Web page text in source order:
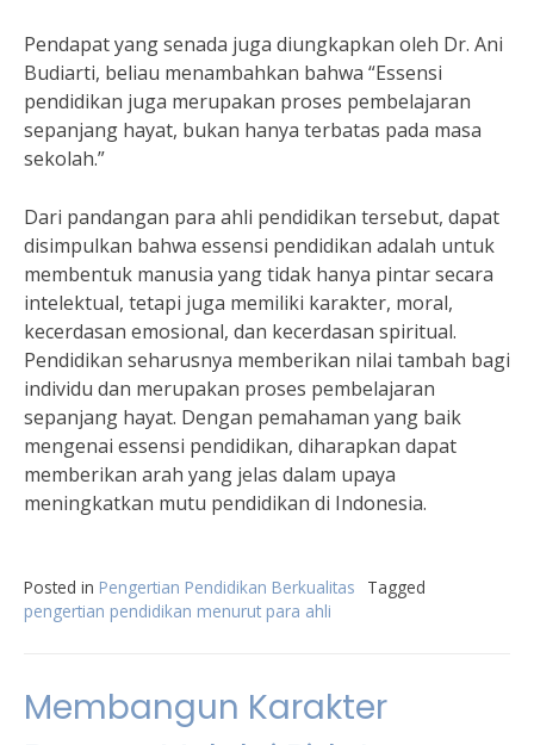
Pendapat yang senada juga diungkapkan oleh Dr. Ani
Budiarti, beliau menambahkan bahwa “Essensi
pendidikan juga merupakan proses pembelajaran
sepanjang hayat, bukan hanya terbatas pada masa
sekolah.”
Dari pandangan para ahli pendidikan tersebut, dapat
disimpulkan bahwa essensi pendidikan adalah untuk
membentuk manusia yang tidak hanya pintar secara
intelektual, tetapi juga memiliki karakter, moral,
kecerdasan emosional, dan kecerdasan spiritual.
Pendidikan seharusnya memberikan nilai tambah bagi
individu dan merupakan proses pembelajaran
sepanjang hayat. Dengan pemahaman yang baik
mengenai essensi pendidikan, diharapkan dapat
memberikan arah yang jelas dalam upaya
meningkatkan mutu pendidikan di Indonesia.
Posted in Pengertian Pendidikan Berkualitas
Tagged
pengertian pendidikan menurut para ahli
Membangun Karakter